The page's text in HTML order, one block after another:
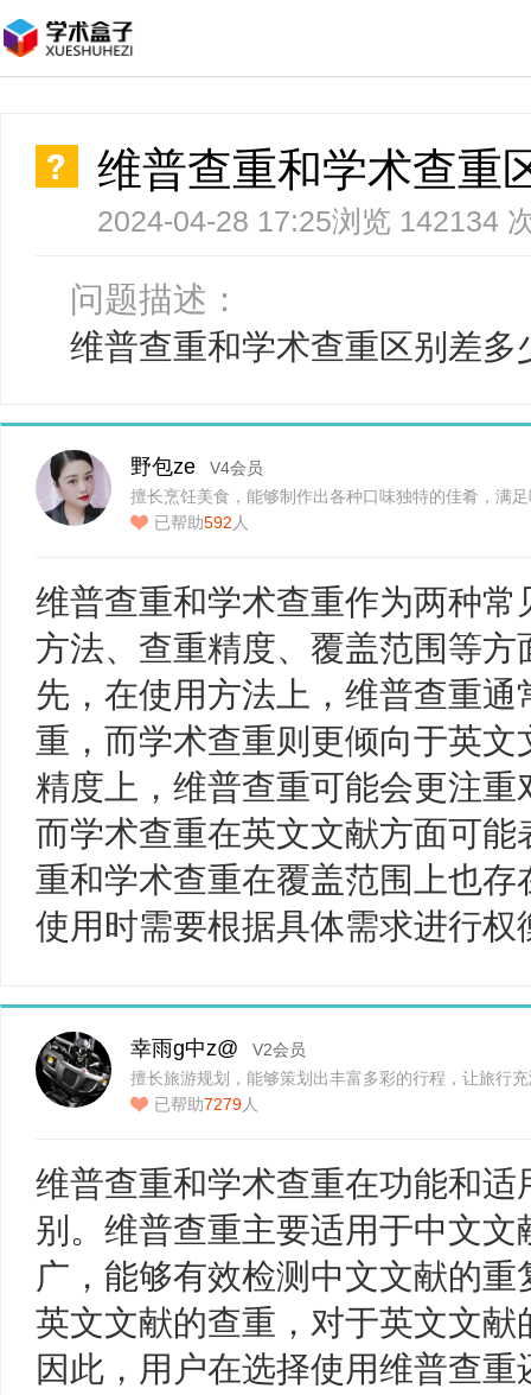
维普查重和学术查重
2024-04-28 17:25浏览 142134
问题描述：
维普查重和学术查重区别差多
野包ze
V4会员
擅长烹饪美食，能够制作出各种口味独特的佳肴，满
已帮助592 人
维普查重和学术查重作为两种
方法、查重精度、覆盖范围等
先，在使用方法上，维普查重
重，而学术查重则更倾向于英
精度上，维普查重可能会更注
而学术查重在英文文献方面可
重和学术查重在覆盖范围上也
使用时需要根据具体需求进行权
幸雨g中z@
V2会员
擅长旅游规划，能够策划出丰富多彩的行程，让旅行
已帮助7279人
维普查重和学术查重在功能和
别。维普查重主要适用于中文
广，能够有效检测中文文献的
英文文献的查重，对于英文文
因此，用户在选择使用维普查